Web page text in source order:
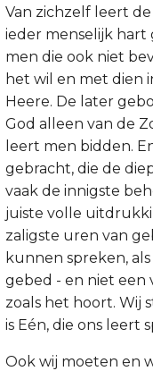
Van zichzelf leert
ieder menselijk hart
men die ook niet
het wil en met dien
Heere. De later
God alleen van de
leert men bidden.
gebracht, die de
vaak de innigste
juiste volle
zaligste uren van
kunnen spreken,
gebed - en niet een
zoals het hoort. Wij
is Eén, die ons leert
Ook wij moeten en